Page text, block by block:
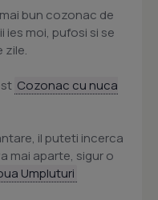
bun cozonac de
moi, pufosi si se
zile.
Cozonac cu nuca
il puteti incerca
mai aparte, sigur o
Umpluturi